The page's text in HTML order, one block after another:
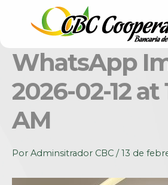
WhatsApp
2026-02-12 at
AM
Por Adminsitrador CBC /13 de